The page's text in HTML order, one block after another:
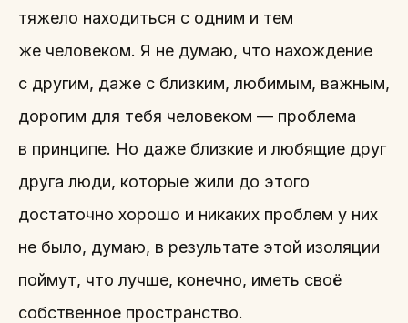
тяжело находиться с одним и тем
же человеком. Я не думаю, что нахождение
с другим, даже с близким, любимым, важным,
дорогим для тебя человеком — проблема
в принципе. Но даже близкие и любящие друг
друга люди, которые жили до этого
достаточно хорошо и никаких проблем у них
не было, думаю, в результате этой изоляции
поймут, что лучше, конечно, иметь своё
собственное пространство.